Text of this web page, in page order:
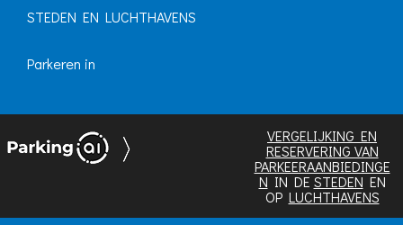
STEDEN EN LUCHTHAVENS
Parkeren in
VERGELIJKING EN
RESERVERING VAN
PARKEERAANBIEDINGE
N IN DE STEDEN EN
OP LUCHTHAVENS